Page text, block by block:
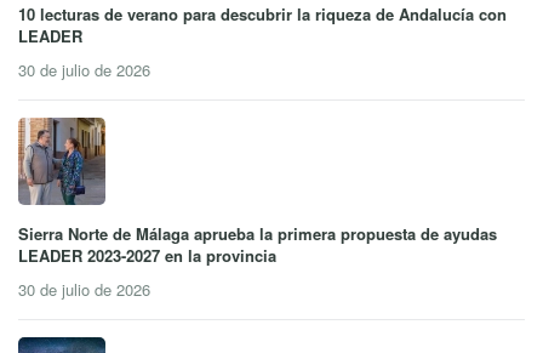
10 lecturas de verano para descubrir la riqueza de Andalucía con
LEADER
30 de julio de 2026
Sierra Norte de Málaga aprueba la primera propuesta de ayudas
LEADER 2023-2027 en la provincia
30 de julio de 2026